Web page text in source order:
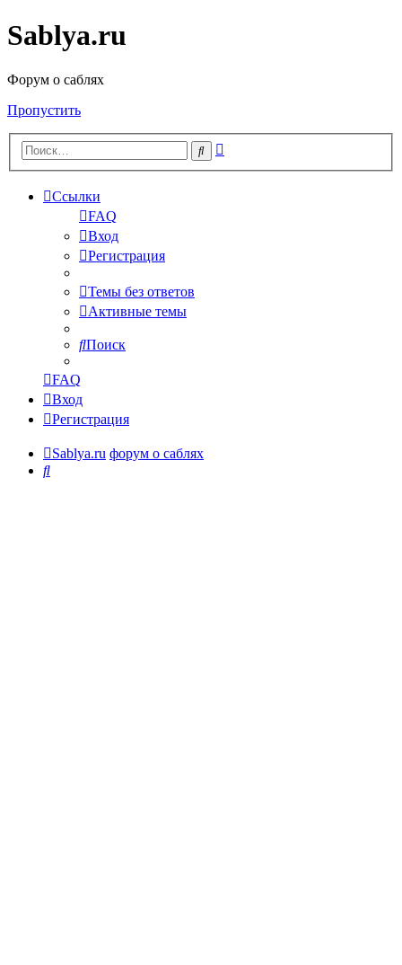
Sablya.ru
Форум о саблях
Пропустить
Поиск
Ссылки
FAQ
Вход
Регистрация
Темы без ответов
Активные темы
Поиск
FAQ
Вход
Регистрация
Sablya.ru форум о саблях
Поиск